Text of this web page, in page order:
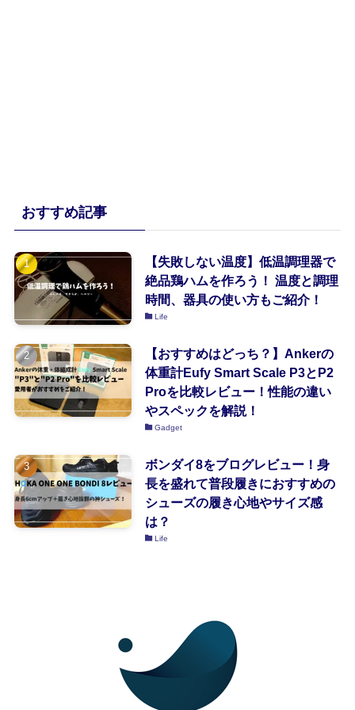
おすすめ記事
【失敗しない温度】低温調理器で
絶品鶏ハムを作ろう！ 温度と調理
時間、器具の使い方もご紹介！
Life
【おすすめはどっち？】Ankerの
体重計Eufy Smart Scale P3とP2
Proを比較レビュー！性能の違い
やスペックを解説！
Gadget
ボンダイ8をブログレビュー！身
長を盛れて普段履きにおすすめの
シューズの履き心地やサイズ感
は？
Life